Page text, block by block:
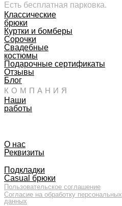
Есть бесплатная парковка.
Классические
брюки
Куртки и бомберы
Сорочки
Свадебные
костюмы
Подарочные сертификаты
Отзывы
Блог
КОМПАНИЯ
Наши
работы
О нас
Реквизиты
Подкладки
Casual брюки
Пользовательское соглашение
Согласие на обработку персональных
данных